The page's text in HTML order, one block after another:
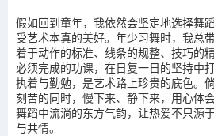
假如回到童年，我依然会坚定地选择舞
受艺术本真的美好。年少习舞时，我总
着于动作的标准、线条的规整、技巧的
必须完成的功课，在日复一日的坚持中
执着与勤勉，是艺术路上珍贵的底色。
刻苦的同时，慢下来、静下来，用心体
舞蹈中流淌的东方气韵，让热爱不只源
与共情。